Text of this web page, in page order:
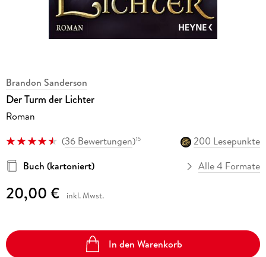
Brandon Sanderson
Der Turm der Lichter
Roman
(36 Bewertungen)15
200 Lesepunkte
Buch (kartoniert)
Alle 4 Formate
20,00 € inkl. Mwst.
In den Warenkorb